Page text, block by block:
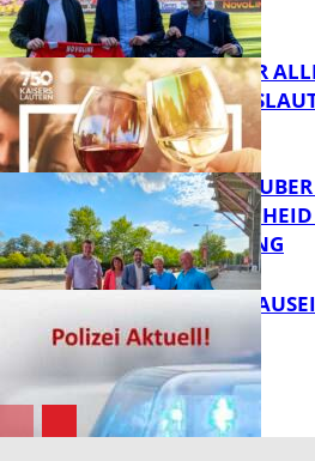
FB News
FB News
FB Kultur
GENÜSSE FÜR
VON
MINISTER
ENTWICKLUNG
HANDFESTE
PFAFFPLATZ